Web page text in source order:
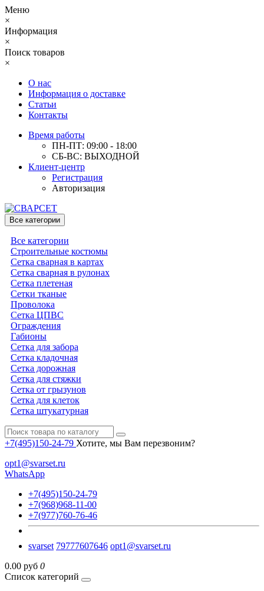
Меню
×
Информация
×
Поиск товаров
×
О нас
Информация о доставке
Статьи
Контакты
Время работы
ПН-ПТ: 09:00 - 18:00
СБ-ВС: ВЫХОДНОЙ
Клиент-центр
Регистрация
Авторизация
Все категории
Все категории
Строительные костюмы
Сетка сварная в картах
Сетка сварная в рулонах
Сетка плетеная
Сетки тканые
Проволока
Сетка ЦПВС
Ограждения
Габионы
Сетка для забора
Сетка кладочная
Сетка дорожная
Сетка для стяжки
Сетка от грызунов
Сетка для клеток
Сетка штукатурная
+7(495)150-24-79 Хотите, мы Вам перезвоним?
opt1@svarset.ru
WhatsApp
+7(495)150-24-79
+7(968)968-11-00
+7(977)760-76-46
svarset 79777607646 opt1@svarset.ru
0.00 руб 0
Список категорий